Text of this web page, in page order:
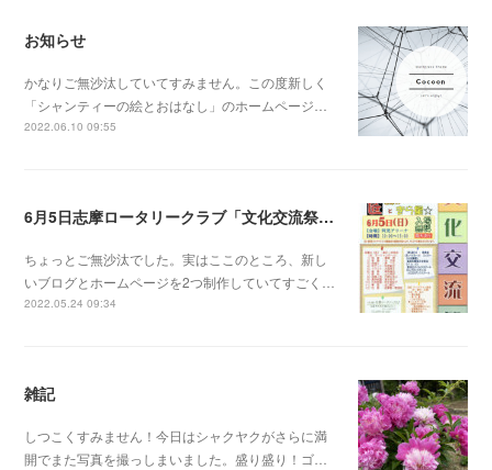
お知らせ
かなりご無沙汰していてすみません。この度新しく
「シャンティーの絵とおはなし」のホームページ…
2022.06.10 09:55
6月5日志摩ロータリークラブ「文化交流祭」だよ！
ちょっとご無沙汰でした。実はここのところ、新し
いブログとホームページを2つ制作していてすごく…
2022.05.24 09:34
雑記
しつこくすみません！今日はシャクヤクがさらに満
開でまた写真を撮っしまいました。盛り盛り！ゴ…